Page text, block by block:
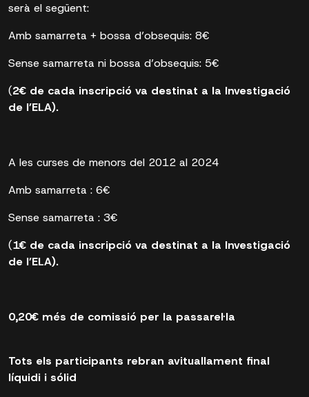
serà el següent:
Amb samarreta + bossa d’obsequis: 8€
Sense samarreta ni bossa d’obsequis: 5€
(2€ de cada inscripció va destinat a la Investigació
de l’ELA).
A les curses de menors del 2012 al 2024
Amb samarreta : 6€
Sense samarreta : 3€
(1€ de cada inscripció va destinat a la Investigació
de l’ELA).
0,20€ més de comissió per la passarel·la
Tots els participants rebran avituallament final
líquidi i sólid